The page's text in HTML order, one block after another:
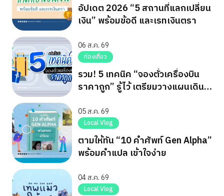
อัปเดต 2026 “5 สถานที่แลกเปลี่ยน
เงิน” พร้อมข้อดี และเรทเงินตรา
06 ส.ค. 69
ท่องเที่ยว
รวม! 5 เทคนิค “จองตั๋วเครื่องบิน
ราคาถูก” รู้ไว้ เตรียมวางแผนเดิน
05 ส.ค. 69
Local Vlog
ตามให้ทัน “10 คำศัพท์ Gen Alpha”
พร้อมคำแปล เข้าใจง่าย
04 ส.ค. 69
Local Vlog